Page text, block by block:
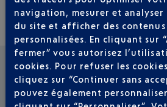
une vision commune d'une aviation
VOIR LES AUTRES
navigation, mesurer et
du site et afficher des
personnalisées. En cliquant sur
fermer” vous autorisez
cookies. Pour refuser les
cliquez sur “Continuer sans
pouvez également